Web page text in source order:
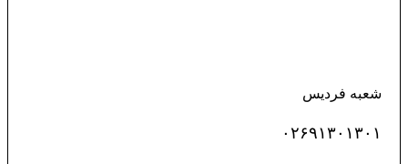
شعبه فردیس
۰۲۶۹۱۳۰۱۳۰۱